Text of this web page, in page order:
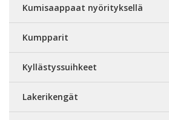
Kumisaappaat nyörityksellä
Kumpparit
Kyllästyssuihkeet
Lakerikengät